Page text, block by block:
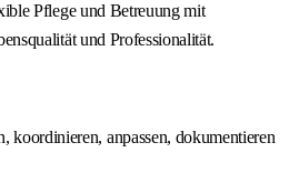
Pflege und Betreuung mit
und Professionalität.
koordinieren, anpassen, dokumentieren